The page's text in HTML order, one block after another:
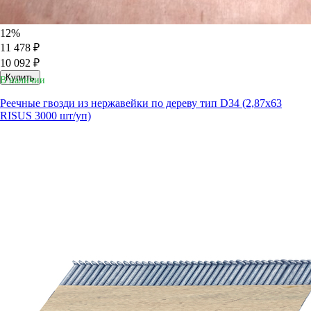
12%
11 478 ₽
10 092 ₽
Купить
В наличии
Реечные гвозди из нержавейки по дереву тип D34 (2,87х63
RISUS 3000 шт/уп)